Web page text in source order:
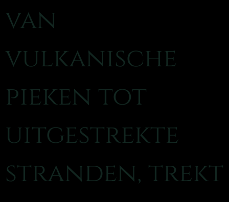
van
vulkanische
pieken tot
uitgestrekte
stranden, trekt